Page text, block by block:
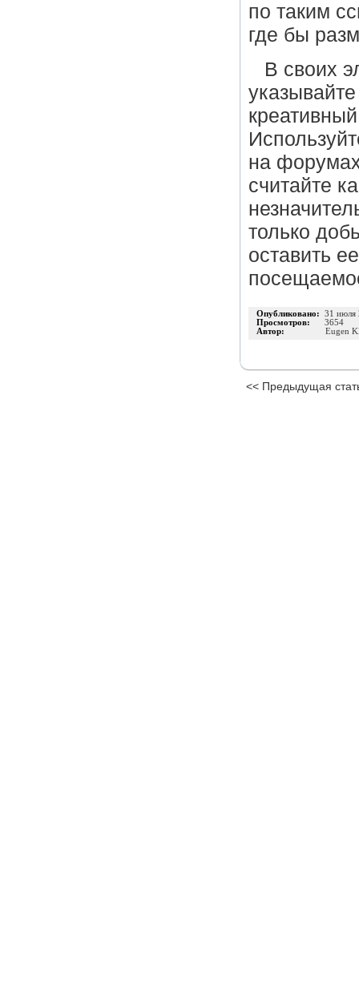
по таким
где бы
В своих
на
считайте
только
оставить
Опубликовано: 31 июля
Просмотров: 3654
Автор:
Eugen
<< Предыдущая